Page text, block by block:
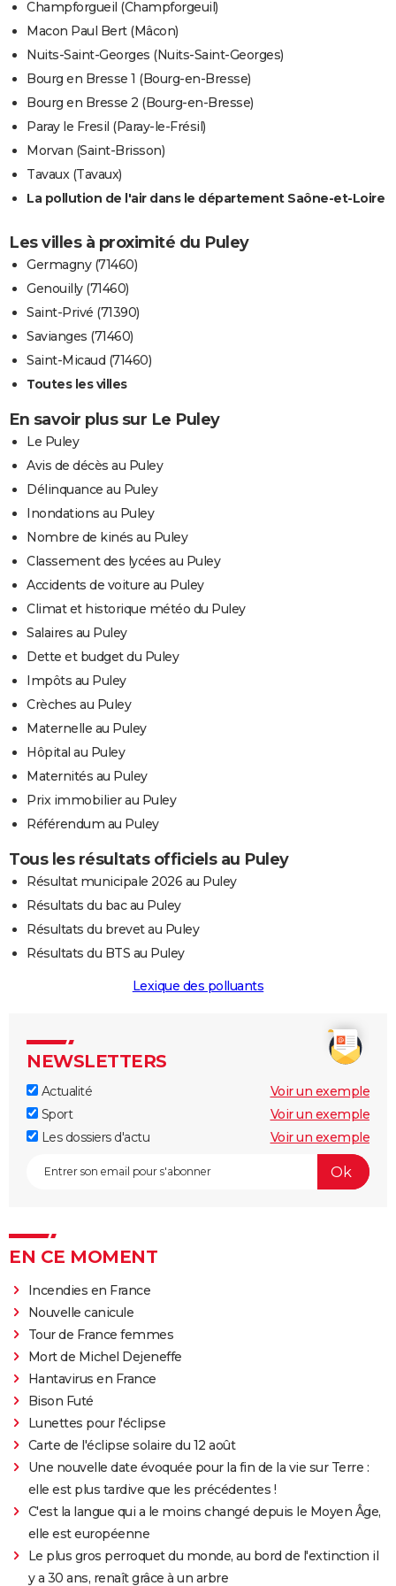
Champforgueil (Champforgeuil)
Macon Paul Bert (Mâcon)
Nuits-Saint-Georges (Nuits-Saint-Georges)
Bourg en Bresse 1 (Bourg-en-Bresse)
Bourg en Bresse 2 (Bourg-en-Bresse)
Paray le Fresil (Paray-le-Frésil)
Morvan (Saint-Brisson)
Tavaux (Tavaux)
La pollution de l'air dans le département Saône-et-Loire
Les villes à proximité du Puley
Germagny (71460)
Genouilly (71460)
Saint-Privé (71390)
Savianges (71460)
Saint-Micaud (71460)
Toutes les villes
En savoir plus sur Le Puley
Le Puley
Avis de décès au Puley
Délinquance au Puley
Inondations au Puley
Nombre de kinés au Puley
Classement des lycées au Puley
Accidents de voiture au Puley
Climat et historique météo du Puley
Salaires au Puley
Dette et budget du Puley
Impôts au Puley
Crèches au Puley
Maternelle au Puley
Hôpital au Puley
Maternités au Puley
Prix immobilier au Puley
Référendum au Puley
Tous les résultats officiels au Puley
Résultat municipale 2026 au Puley
Résultats du bac au Puley
Résultats du brevet au Puley
Résultats du BTS au Puley
Lexique des polluants
NEWSLETTERS
Actualité
Voir un exemple
Sport
Voir un exemple
Les dossiers d'actu
Voir un exemple
EN CE MOMENT
Incendies en France
Nouvelle canicule
Tour de France femmes
Mort de Michel Dejeneffe
Hantavirus en France
Bison Futé
Lunettes pour l'éclipse
Carte de l'éclipse solaire du 12 août
Une nouvelle date évoquée pour la fin de la vie sur Terre :
elle est plus tardive que les précédentes !
C'est la langue qui a le moins changé depuis le Moyen Âge,
elle est européenne
Le plus gros perroquet du monde, au bord de l'extinction il
y a 30 ans, renaît grâce à un arbre